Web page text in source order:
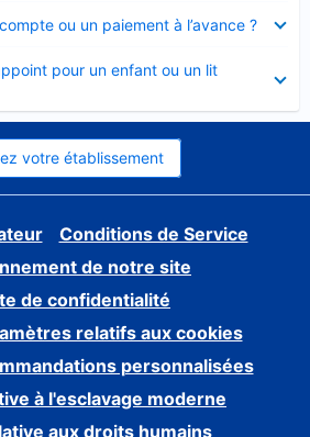
ou un paiement à l’avance ?
pour un enfant ou un lit
votre établissement
Conditions de Service
de notre site
de confidentialité
relatifs aux cookies
personnalisées
à l'esclavage moderne
aux droits humains